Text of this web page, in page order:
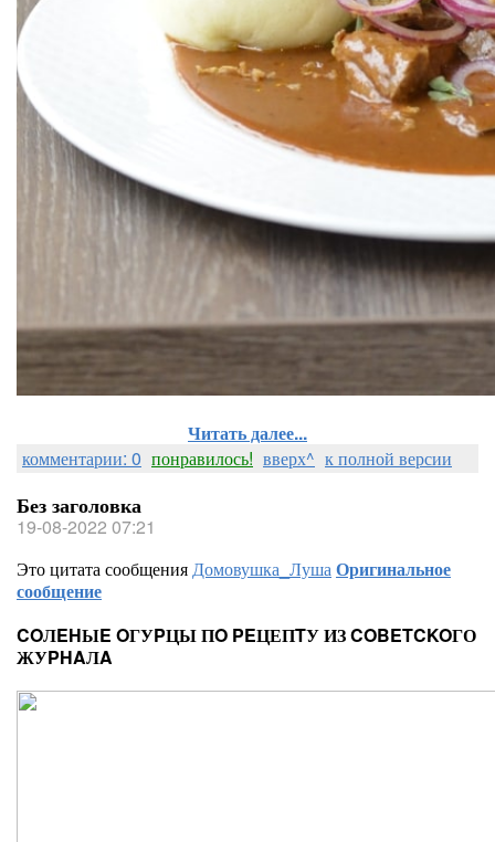
Читать далее...
комментарии: 0 понравилось! вверх^ к полной версии
Без заголовка
19-08-2022 07:21
Это цитата сообщенияДомовушка_ЛушаОригинальное
сообщение
COЛEHЫE OГУPЦЫ ПO PEЦЕПTУ ИЗ COBETCKOГО
ЖУPHAЛA